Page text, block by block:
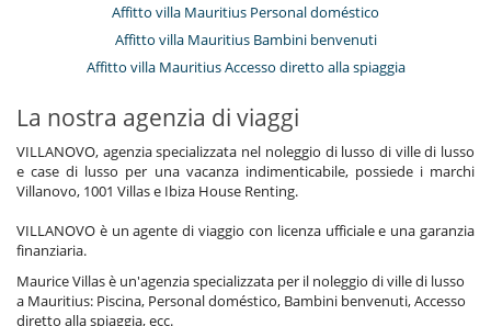
Affitto villa Mauritius Personal doméstico
Affitto villa Mauritius Bambini benvenuti
Affitto villa Mauritius Accesso diretto alla spiaggia
La nostra agenzia di viaggi
VILLANOVO, agenzia specializzata nel noleggio di lusso di ville di lusso
e case di lusso per una vacanza indimenticabile, possiede i marchi
Villanovo, 1001 Villas e Ibiza House Renting.
VILLANOVO è un agente di viaggio con licenza ufficiale e una garanzia
finanziaria.
Maurice Villas è un'agenzia specializzata per il noleggio di ville di lusso
a Mauritius: Piscina, Personal doméstico, Bambini benvenuti, Accesso
diretto alla spiaggia, ecc.